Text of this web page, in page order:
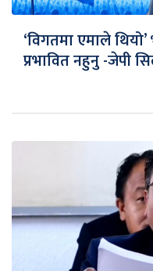
‘विगतमा एमाले
प्रभावित नहुनु -जेपी